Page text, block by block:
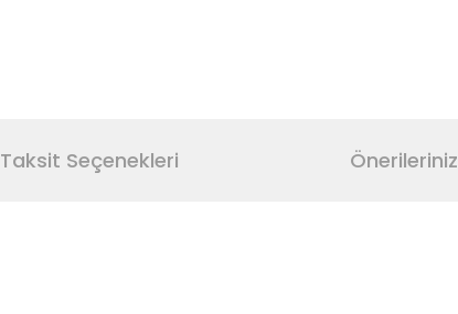
Taksit Seçenekleri Önerileriniz